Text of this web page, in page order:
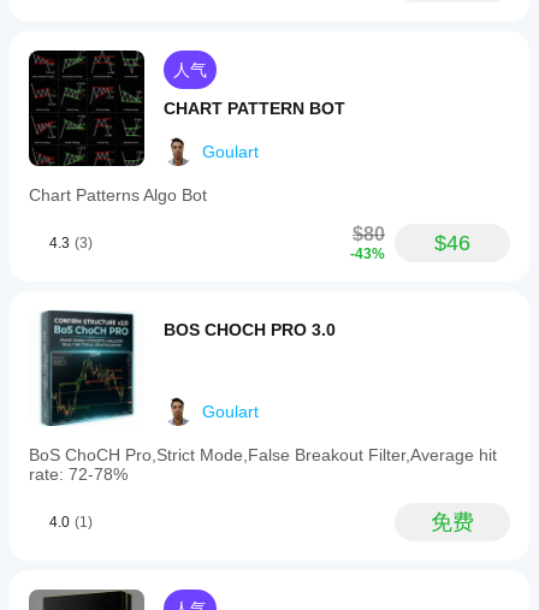
牛熊力量 – 买卖压力
移动平均线 (5,10,20,50,100,200) – 长期趋势
最终总结：系统统计买入/卖出/中性信号，并给出明确建
议：
买入
强烈卖出（≥7 个卖出信号）
中性
🔔 警报和可视化
带有“买入”/“卖出”标签的绿/红箭头
人气
CHART PATTERN BOT
Goulart
Chart Patterns Algo Bot
4.3 (3) $80
-43% $46
BOS CHOCH PRO 3.0
Goulart
BoS ChoCH Pro,Strict Mode,False Breakout Filter,Average hit
rate: 72-78%
4.0 (1) 免费